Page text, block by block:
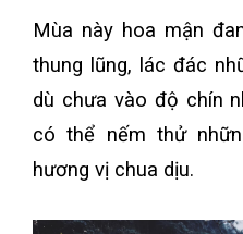
Mùa này hoa mận
thung lũng, lác đác
dù chưa vào độ chín
có thể nếm thử
hương vị chua dịu.